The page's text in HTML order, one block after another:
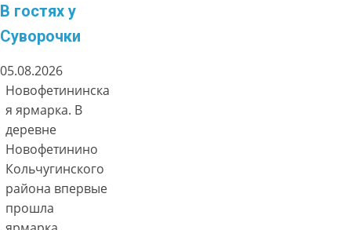
В гостях у
Суворочки
05.08.2026
Новофетининска
я ярмарка. В
деревне
Новофетинино
Кольчугинского
района впервые
прошла